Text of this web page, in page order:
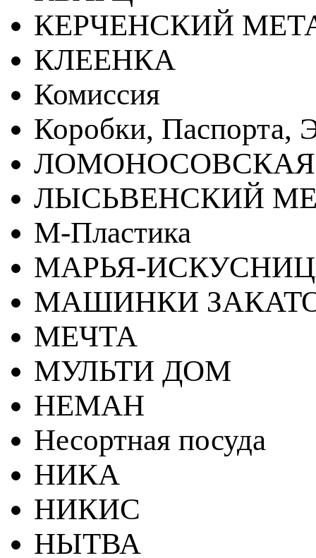
КЕРЧЕНСКИЙ
КЛЕЕНКА
Комиссия
Коробки, Паспорта,
ЛЫСЬВЕНСКИЙ
М-Пластика
МАРЬЯ-
МАШИНКИ
МЕЧТА
МУЛЬТИ ДОМ
НЕМАН
Несортная посуда
НИКА
НИКИС
НЫТВА